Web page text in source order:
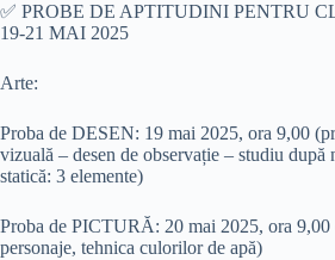
✅️ PROBE DE APTITUDINI PENTRU
19-21 MAI 2025
Arte:
Proba de DESEN: 19 mai 2025, ora 9,00
vizuală – desen de observație – studiu după
statică: 3 elemente)
Proba de PICTURĂ: 20 mai 2025, ora 9,00
personaje, tehnica culorilor de apă)